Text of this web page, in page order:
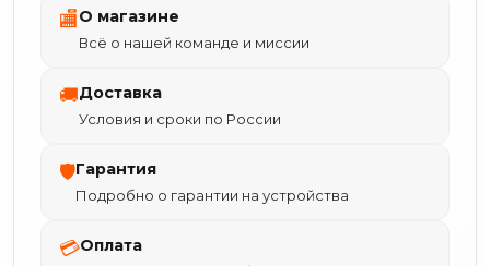
🏬О магазине
Всё о нашей команде и миссии
🚚Доставка
Условия и сроки по России
🛡Гарантия
Подробно о гарантии на устройства
💳Оплата